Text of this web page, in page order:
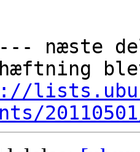
næste